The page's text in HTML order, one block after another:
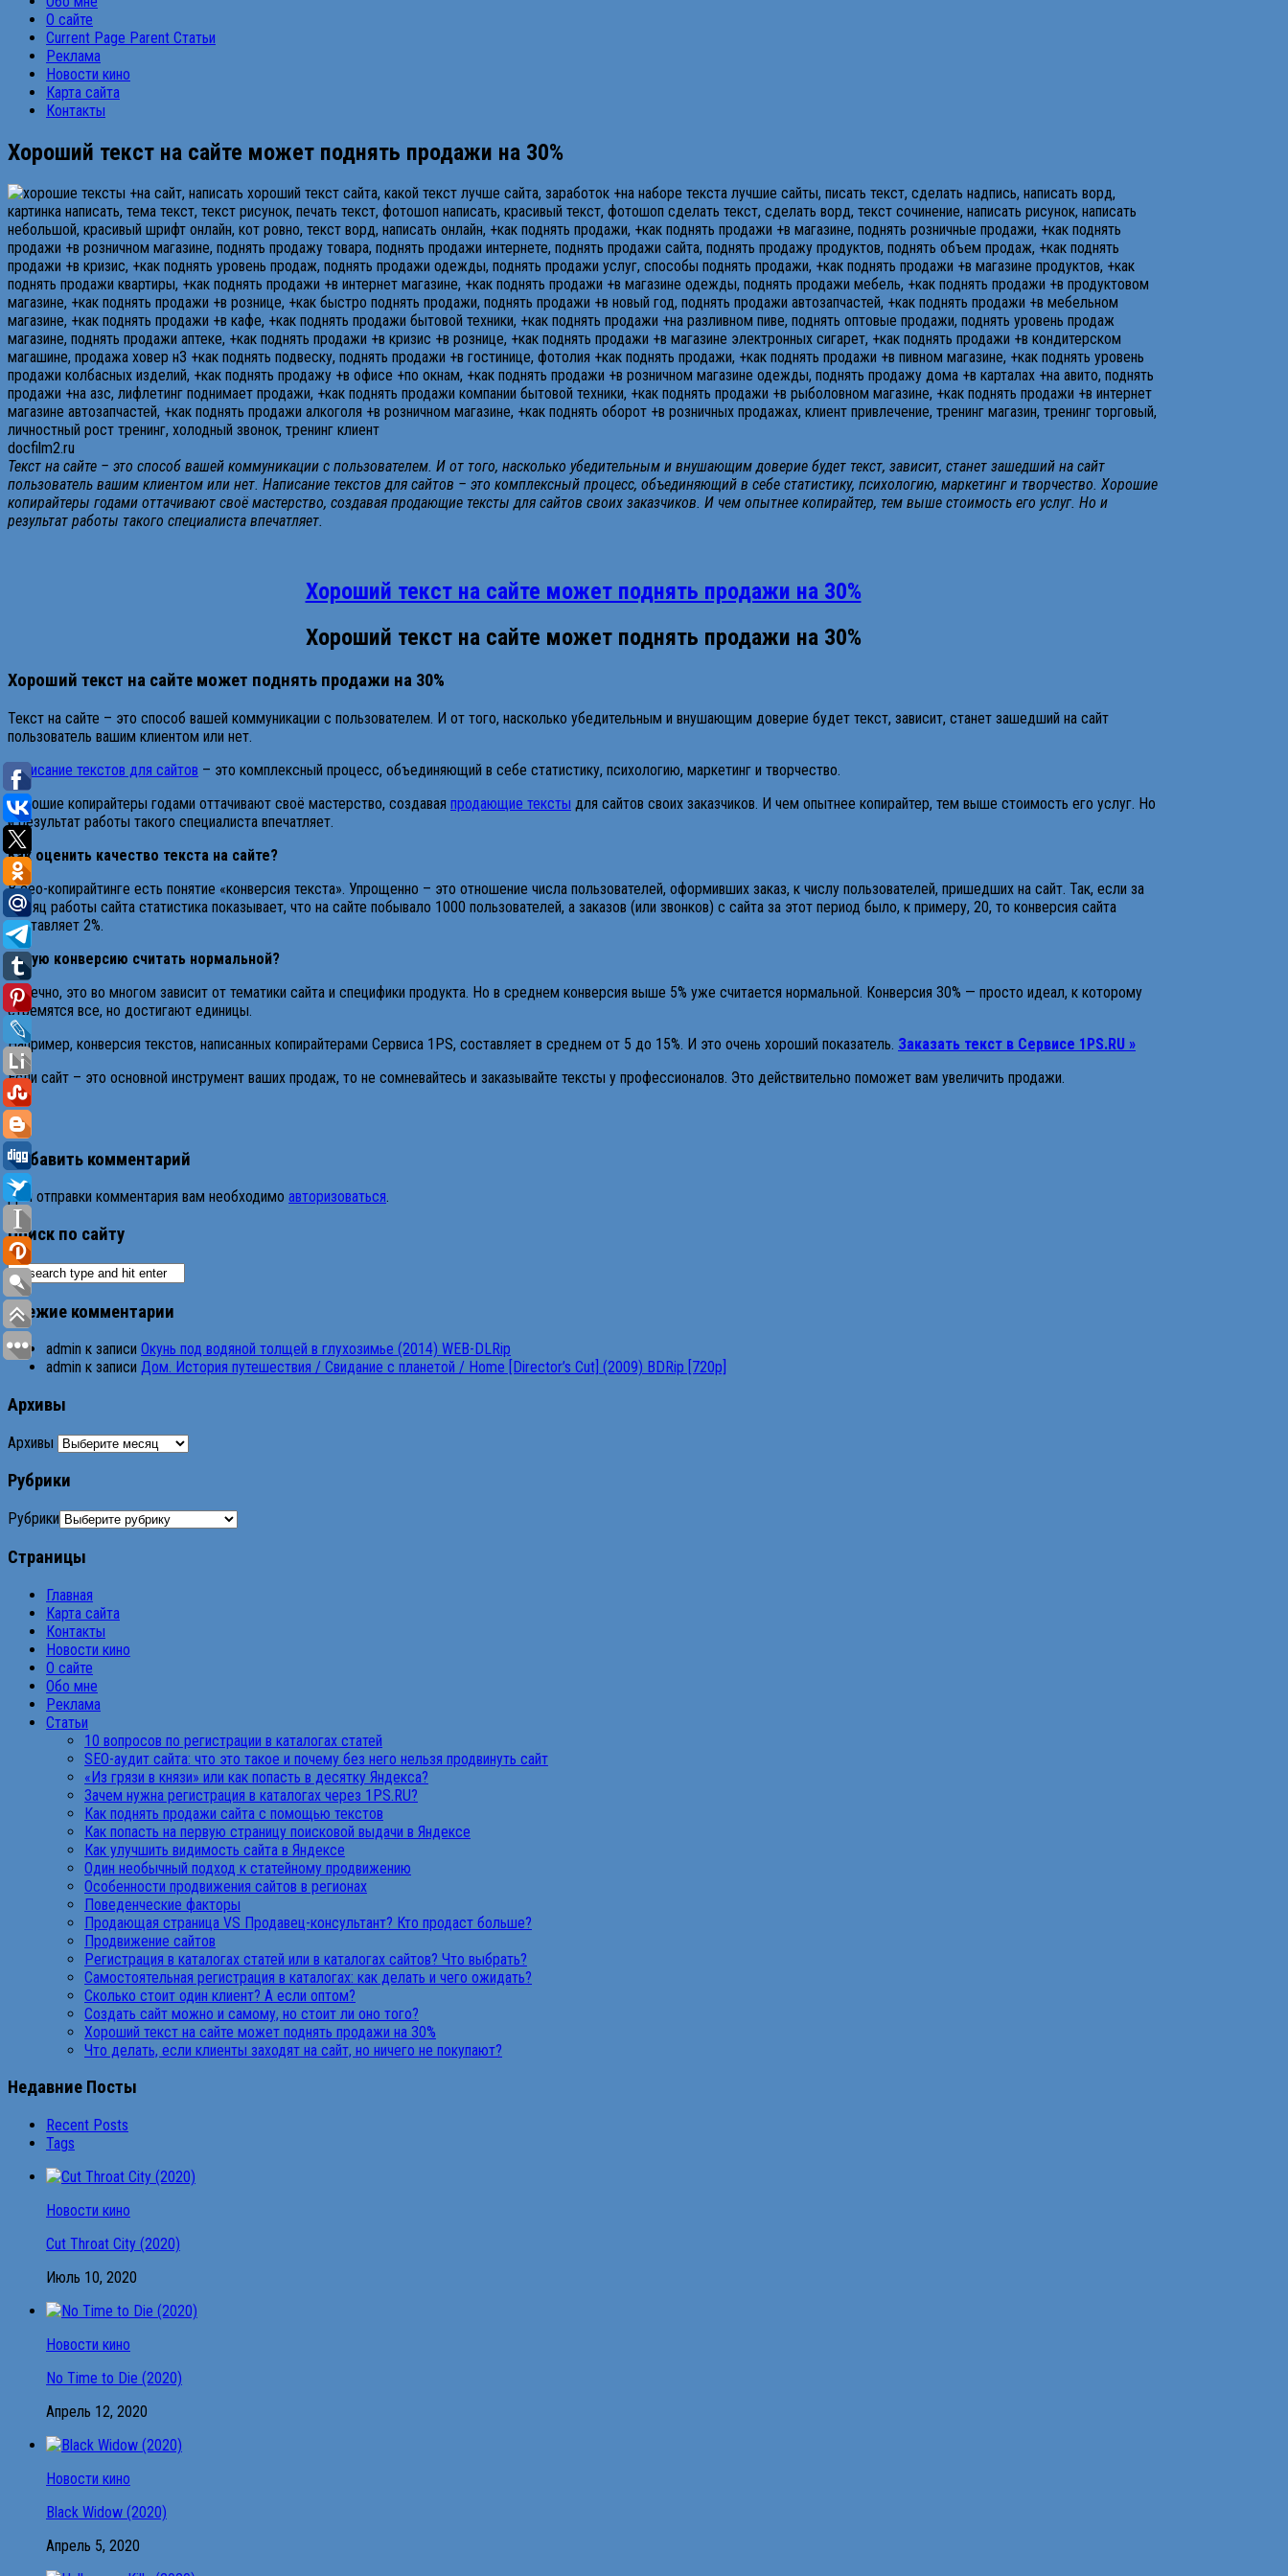
О сайте
Current Page Parent Статьи
Реклама
Новости кино
Карта сайта
Контакты
Хороший текст на сайте может поднять продажи на 30%
docfilm2.ru
Текст на сайте – это способ вашей коммуникации с пользователем. И от того, насколько убедительным и внушающим доверие будет текст, зависит, станет зашедший на сайт
пользователь вашим клиентом или нет. Написание текстов для сайтов – это комплексный процесс, объединяющий в себе статистику, психологию, маркетинг и творчество. Хорошие
копирайтеры годами оттачивают своё мастерство, создавая продающие тексты для сайтов своих заказчиков. И чем опытнее копирайтер, тем выше стоимость его услуг. Но и
результат работы такого специалиста впечатляет.
Хороший текст на сайте может поднять продажи на 30%
Хороший текст на сайте может поднять продажи на 30%
Хороший текст на сайте может поднять продажи на 30%
Текст на сайте – это способ вашей коммуникации с пользователем. И от того, насколько убедительным и внушающим доверие будет текст, зависит, станет зашедший на сайт
пользователь вашим клиентом или нет.
Написание текстов для сайтов – это комплексный процесс, объединяющий в себе статистику, психологию, маркетинг и творчество.
Хорошие копирайтеры годами оттачивают своё мастерство, создавая продающие тексты для сайтов своих заказчиков. И чем опытнее копирайтер, тем выше стоимость его услуг. Но
и результат работы такого специалиста впечатляет.
Как оценить качество текста на сайте?
В сео-копирайтинге есть понятие «конверсия текста». Упрощенно – это отношение числа пользователей, оформивших заказ, к числу пользователей, пришедших на сайт. Так, если за
месяц работы сайта статистика показывает, что на сайте побывало 1000 пользователей, а заказов (или звонков) с сайта за этот период было, к примеру, 20, то конверсия сайта
составляет 2%.
Какую конверсию считать нормальной?
Конечно, это во многом зависит от тематики сайта и специфики продукта. Но в среднем конверсия выше 5% уже считается нормальной. Конверсия 30% — просто идеал, к которому
стремятся все, но достигают единицы.
Например, конверсия текстов, написанных копирайтерами Сервиса 1PS, составляет в среднем от 5 до 15%. И это очень хороший показатель. Заказать текст в Сервисе 1PS.RU »
Если сайт – это основной инструмент ваших продаж, то не сомневайтесь и заказывайте тексты у профессионалов. Это действительно поможет вам увеличить продажи.
Добавить комментарий
Для отправки комментария вам необходимо авторизоваться.
Поиск по сайту
Свежие комментарии
admin к записи Окунь под водяной толщей в глухозимье (2014) WEB-DLRip
admin к записи Дом. История путешествия / Свидание с планетой / Home [Director’s Cut] (2009) BDRip [720p]
Архивы
Архивы
Рубрики
Рубрики
Страницы
Главная
Карта сайта
Контакты
Новости кино
О сайте
Обо мне
Реклама
Статьи
10 вопросов по регистрации в каталогах статей
SEO-аудит сайта: что это такое и почему без него нельзя продвинуть сайт
«Из грязи в князи» или как попасть в десятку Яндекса?
Зачем нужна регистрация в каталогах через 1PS.RU?
Как поднять продажи сайта с помощью текстов
Как попасть на первую страницу поисковой выдачи в Яндексе
Как улучшить видимость сайта в Яндексе
Один необычный подход к статейному продвижению
Особенности продвижения сайтов в регионах
Поведенческие факторы
Продающая страница VS Продавец-консультант? Кто продаст больше?
Продвижение сайтов
Регистрация в каталогах статей или в каталогах сайтов? Что выбрать?
Самостоятельная регистрация в каталогах: как делать и чего ожидать?
Сколько стоит один клиент? А если оптом?
Создать сайт можно и самому, но стоит ли оно того?
Хороший текст на сайте может поднять продажи на 30%
Что делать, если клиенты заходят на сайт, но ничего не покупают?
Недавние Посты
Recent Posts
Tags
Новости кино
Cut Throat City (2020)
Июль 10, 2020
Новости кино
No Time to Die (2020)
Апрель 12, 2020
Новости кино
Black Widow (2020)
Апрель 5, 2020